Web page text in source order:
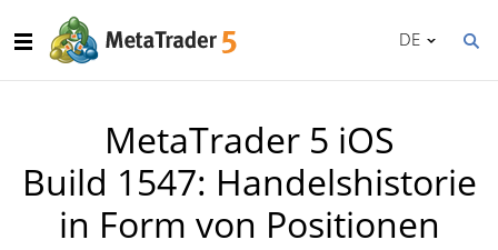
DE
MetaTrader 5 iOS
Build 1547: Handelshistorie
in Form von Positionen